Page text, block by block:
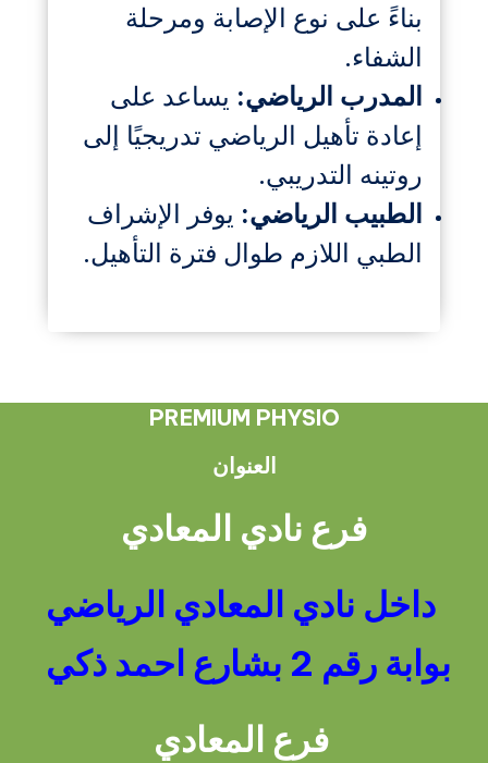
بناءً على نوع الإصابة ومرحلة
الشفاء.
المدرب الرياضي: يساعد على
إعادة تأهيل الرياضي تدريجيًا إلى
روتينه التدريبي.
الطبيب الرياضي: يوفر الإشراف
الطبي اللازم طوال فترة التأهيل.
PREMIUM PHYSIO
العنوان
فرع نادي المعادي
داخل نادي المعادي الرياضي
بوابة رقم 2 بشارع احمد ذكي
فرع المعادي